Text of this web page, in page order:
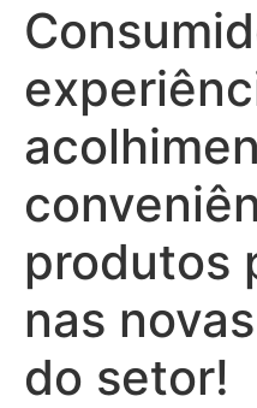
produtos
nas
do setor!